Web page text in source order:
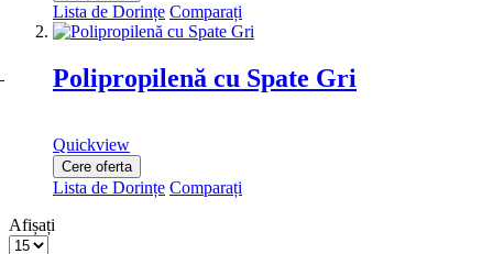
Lista de Dorințe Comparați
Polipropilenă cu Spate Gri
Quickview
Cere oferta
Lista de Dorințe Comparați
Afișați